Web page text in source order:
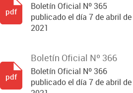
Boletín Oficial Nº 365
publicado el día 7 de abril de
2021
pdf
Boletín Oficial Nº 366
Boletín Oficial Nº 366
publicado el día 7 de abril de
pdf